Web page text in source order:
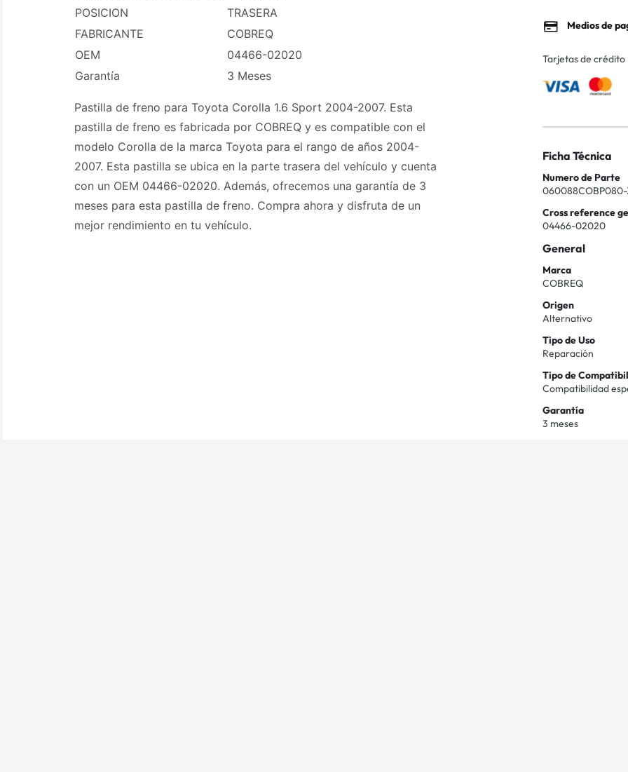
POSICION
TRASERA
FABRICANTE
COBREQ
OEM
04466-02020
Garantía
3 Meses
Pastilla de freno para Toyota Corolla 1.6 Sport 2004-2007. Esta
pastilla de freno es fabricada por COBREQ y es compatible con el
modelo Corolla de la marca Toyota para el rango de años 2004-
2007. Esta pastilla se ubica en la parte trasera del vehículo y cuenta
con un OEM 04466-02020. Además, ofrecemos una garantía de 3
meses para esta pastilla de freno. Compra ahora y disfruta de un
mejor rendimiento en tu vehículo.
Medios de
Tarjetas de crédito
Ficha Técnica
Numero de Parte
Cross reference
04466-02020
General
Marca
COBREQ
Origen
Alternativo
Tipo de Uso
Reparación
Tipo de
Compatibilidad
Garantía
3 meses